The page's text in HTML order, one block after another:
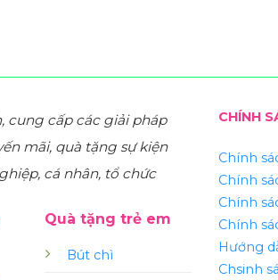
cung cấp các giải pháp
mãi, quà tặng sự kiện
cá nhân, tổ chức
Quà tặng trẻ em
Bút chì
CHÍNH
Chính
Chính
Chính
Chính
Hướng
Chsinh